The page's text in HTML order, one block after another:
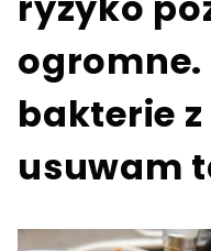
ogromne.
bakterie
usuwam